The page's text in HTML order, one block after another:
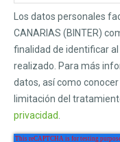
Los datos personales
CANARIAS (BINTER)
finalidad de identificar
realizado. Para más
datos, así como
limitación del
privacidad